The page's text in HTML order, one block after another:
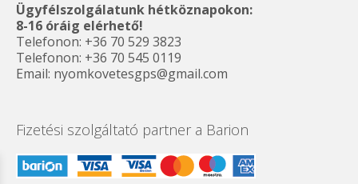
Ügyfélszolgálatunk hétköznapokon:
8-16 óráig elérhető!
Telefonon: +36 70 529 3823
Telefonon: +36 70 545 0119
Email: nyomkovetesgps@gmail.com
Fizetési szolgáltató partner a Barion